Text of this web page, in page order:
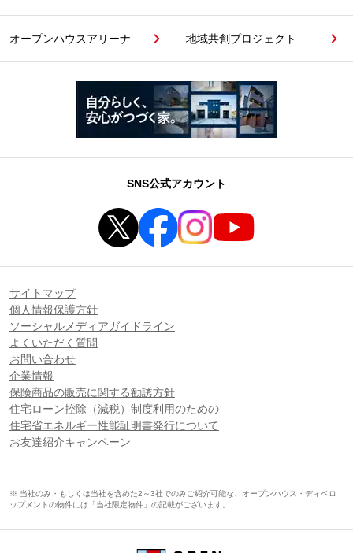
オープンハウスアリーナ 地域共創プロジェクト
SNS公式アカウント
サイトマップ
個人情報保護方針
ソーシャルメディアガイドライン
よくいただく質問
お問い合わせ
企業情報
保険商品の販売に関する勧誘方針
住宅ローン控除（減税）制度利用のための
住宅省エネルギー性能証明書発行について
お友達紹介キャンペーン
※ 当社のみ・もしくは当社を含めた2～3社でのみご紹介可能な、オープンハウス・ディベロ
ップメントの物件には「当社限定物件」の記載がございます。